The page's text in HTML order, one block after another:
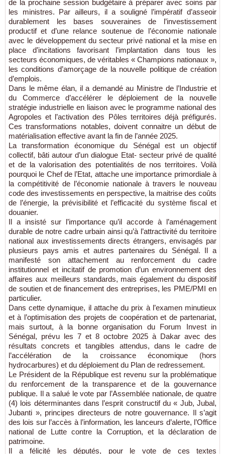
de la prochaine session budgétaire à préparer avec soins par
les ministres. Par ailleurs, il a souligné l’impératif d’asseoir
durablement les bases souveraines de l’investissement
productif et d’une relance soutenue de l’économie nationale
avec le développement du secteur privé national et la mise en
place d’incitations favorisant l’implantation dans tous les
secteurs économiques, de véritables « Champions nationaux »,
les conditions d’amorçage de la nouvelle politique de création
d’emplois.
Dans le même élan, il a demandé au Ministre de l’Industrie et
du Commerce d’accélérer le déploiement de la nouvelle
stratégie industrielle en liaison avec le programme national des
Agropoles et l’activation des Pôles territoires déjà préfigurés.
Ces transformations notables, doivent connaitre un début de
matérialisation effective avant la fin de l’année 2025.
La transformation économique du Sénégal est un objectif
collectif, bâti autour d’un dialogue Etat- secteur privé de qualité
et de la valorisation des potentialités de nos territoires. Voilà
pourquoi le Chef de l’Etat, attache une importance primordiale à
la compétitivité de l’économie nationale à travers le nouveau
code des investissements en perspective, la maitrise des coûts
de l’énergie, la prévisibilité et l’efficacité du système fiscal et
douanier.
Il a insisté sur l’importance qu’il accorde à l’aménagement
durable de notre cadre urbain ainsi qu’à l’attractivité du territoire
national aux investissements directs étrangers, envisagés par
plusieurs pays amis et autres partenaires du Sénégal. Il a
manifesté son attachement au renforcement du cadre
institutionnel et incitatif de promotion d’un environnement des
affaires aux meilleurs standards, mais également du dispositif
de soutien et de financement des entreprises, les PME/PMI en
particulier.
Dans cette dynamique, il attache du prix à l’examen minutieux
et à l’optimisation des projets de coopération et de partenariat,
mais surtout, à la bonne organisation du Forum Invest in
Sénégal, prévu les 7 et 8 octobre 2025 à Dakar avec des
résultats concrets et tangibles attendus, dans le cadre de
l’accélération de la croissance économique (hors
hydrocarbures) et du déploiement du Plan de redressement.
Le Président de la République est revenu sur la problématique
du renforcement de la transparence et de la gouvernance
publique. Il a salué le vote par l’Assemblée nationale, de quatre
(4) lois déterminantes dans l’esprit constructif du « Jub, Jubal,
Jubanti », principes directeurs de notre gouvernance. Il s’agit
des lois sur l’accès à l’information, les lanceurs d’alerte, l’Office
national de Lutte contre la Corruption, et la déclaration de
patrimoine.
Il a félicité les députés, pour le vote de ces textes